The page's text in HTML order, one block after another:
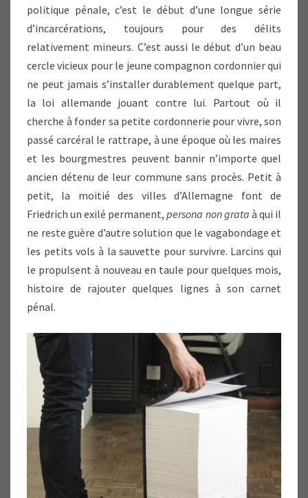
politique pénale, c’est le début d’une longue série
d’incarcérations, toujours pour des délits
relativement mineurs. C’est aussi le début d’un beau
cercle vicieux pour le jeune compagnon cordonnier qui
ne peut jamais s’installer durablement quelque part,
la loi allemande jouant contre lui. Partout où il
cherche à fonder sa petite cordonnerie pour vivre, son
passé carcéral le rattrape, à une époque où les maires
et les bourgmestres peuvent bannir n’importe quel
ancien détenu de leur commune sans procès. Petit à
petit, la moitié des villes d’Allemagne font de
Friedrich un exilé permanent,persona non grata à qui il
ne reste guère d’autre solution que le vagabondage et
les petits vols à la sauvette pour survivre. Larcins qui
le propulsent à nouveau en taule pour quelques mois,
histoire de rajouter quelques lignes à son carnet
pénal.